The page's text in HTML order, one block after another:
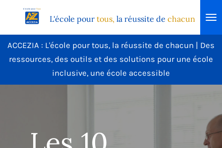
Passer
L'école pour tous, la réussite de chacun
ACCEZIA : L'école pour tous, la réussite de chacun | Des
ressources, des outils et des solutions pour une école
inclusive, une école accessible